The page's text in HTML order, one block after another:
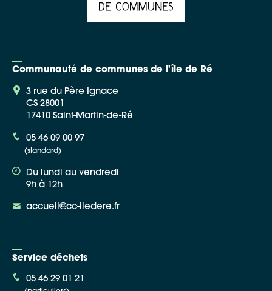
Communauté de communes de l'île de Ré
3 rue du Père Ignace
CS 28001
17410 Saint-Martin-de-Ré
05 46 09 00 97
(standard)
Du lundi au vendredi
9h à 12h
accueil@cc-iledere.fr
Service déchets
05 46 29 01 21